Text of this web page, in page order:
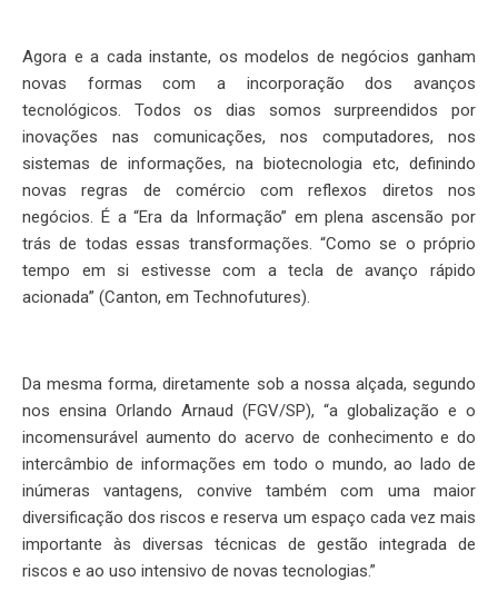
Agora e a cada instante, os modelos de negócios ganham
novas formas com a incorporação dos avanços
tecnológicos. Todos os dias somos surpreendidos por
inovações nas comunicações, nos computadores, nos
sistemas de informações, na biotecnologia etc, definindo
novas regras de comércio com reflexos diretos nos
negócios. É a “Era da Informação” em plena ascensão por
trás de todas essas transformações. “Como se o próprio
tempo em si estivesse com a tecla de avanço rápido
acionada” (Canton, em Technofutures).
Da mesma forma, diretamente sob a nossa alçada, segundo
nos ensina Orlando Arnaud (FGV/SP), “a globalização e o
incomensurável aumento do acervo de conhecimento e do
intercâmbio de informações em todo o mundo, ao lado de
inúmeras vantagens, convive também com uma maior
diversificação dos riscos e reserva um espaço cada vez mais
importante às diversas técnicas de gestão integrada de
riscos e ao uso intensivo de novas tecnologias.”